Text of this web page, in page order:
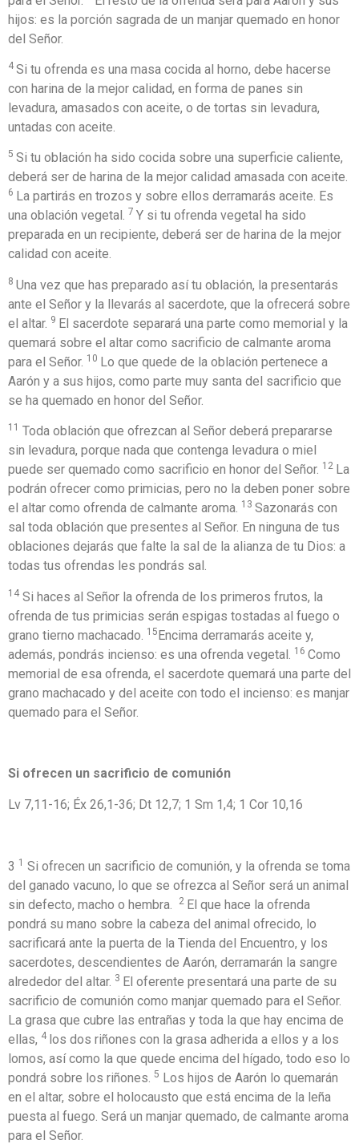
hijos: es la porción sagrada de un manjar quemado en honor
del Señor.
4 Si tu ofrenda es una masa cocida al horno, debe hacerse
con harina de la mejor calidad, en forma de panes sin
levadura, amasados con aceite, o de tortas sin levadura,
untadas con aceite.
5 Si tu oblación ha sido cocida sobre una superficie caliente,
deberá ser de harina de la mejor calidad amasada con aceite.
6 La partirás en trozos y sobre ellos derramarás aceite. Es
una oblación vegetal. 7 Y si tu ofrenda vegetal ha sido
preparada en un recipiente, deberá ser de harina de la mejor
calidad con aceite.
8 Una vez que has preparado así tu oblación, la presentarás
ante el Señor y la llevarás al sacerdote, que la ofrecerá sobre
el altar. 9 El sacerdote separará una parte como memorial y la
quemará sobre el altar como sacrificio de calmante aroma
para el Señor. 10 Lo que quede de la oblación pertenece a
Aarón y a sus hijos, como parte muy santa del sacrificio que
se ha quemado en honor del Señor.
11 Toda oblación que ofrezcan al Señor deberá prepararse
sin levadura, porque nada que contenga levadura o miel
puede ser quemado como sacrificio en honor del Señor. 12 La
podrán ofrecer como primicias, pero no la deben poner sobre
el altar como ofrenda de calmante aroma. 13 Sazonarás con
sal toda oblación que presentes al Señor. En ninguna de tus
oblaciones dejarás que falte la sal de la alianza de tu Dios: a
todas tus ofrendas les pondrás sal.
14 Si haces al Señor la ofrenda de los primeros frutos, la
ofrenda de tus primicias serán espigas tostadas al fuego o
grano tierno machacado.
15Encima derramarás aceite y,
además, pondrás incienso: es una ofrenda vegetal.
16 Como
memorial de esa ofrenda, el sacerdote quemará una parte del
grano machacado y del aceite con todo el incienso: es manjar
quemado para el Señor.
Si ofrecen un sacrificio de comunión
Lv 7,11-16; Éx 26,1-36; Dt 12,7; 1 Sm 1,4; 1 Cor 10,16
3 1 Si ofrecen un sacrificio de comunión, y la ofrenda se toma
del ganado vacuno, lo que se ofrezca al Señor será un animal
sin defecto, macho o hembra.
2 El que hace la ofrenda
pondrá su mano sobre la cabeza del animal ofrecido, lo
sacrificará ante la puerta de la Tienda del Encuentro, y los
sacerdotes, descendientes de Aarón, derramarán la sangre
alrededor del altar. 3 El oferente presentará una parte de su
sacrificio de comunión como manjar quemado para el Señor.
La grasa que cubre las entrañas y toda la que hay encima de
ellas, 4 los dos riñones con la grasa adherida a ellos y a los
lomos, así como la que quede encima del hígado, todo eso lo
pondrá sobre los riñones. 5 Los hijos de Aarón lo quemarán
en el altar, sobre el holocausto que está encima de la leña
puesta al fuego. Será un manjar quemado, de calmante aroma
para el Señor.